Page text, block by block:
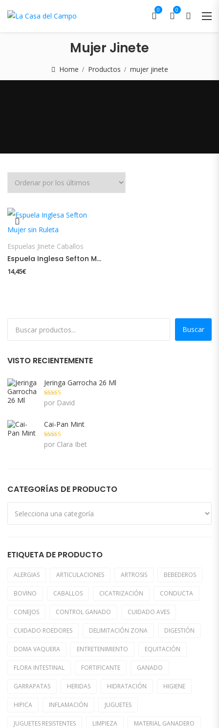
0 0
Mujer Jinete
Home Productos mujer jinete
Espuelas Jinete Caballos
Espuela Inglesa Sefton Mujer sin Ruleta
14,45€
Buscar
VISTO RECIENTEMENTE
Jeringa Garrocha 26 Ml
Valorado con
5 de 5
por David
Cai-Pan Mint
Valorado con
5 de 5
por Clara Ibet
CATEGORÍAS DE PRODUCTO
ETIQUETA DE PRODUCTO
ALERGIAS ARTICULACIONES ARTROSIS BEBEDEROS
BOVINO CABALLOS CICATRIZACIÓN CONDUCTA
CONEJOS CONTROL GANADO CUIDADO AVES
CUIDADO ROEDORES DELIMITACIÓN ZONA DIGESTIÓN
DOMA VAQUERA ENTRETENIMIENTO EQUITACIÓN
FLORA INTESTINAL FORTIFICANTE GANADO
GARRAPATAS HERIDAS HIDRATACIÓN HIGIENE
HIPICA INFLAMACIÓN JUGUETES
JUGUETES RESISTENTES LIMPIEZA MATERIAL GANADERO